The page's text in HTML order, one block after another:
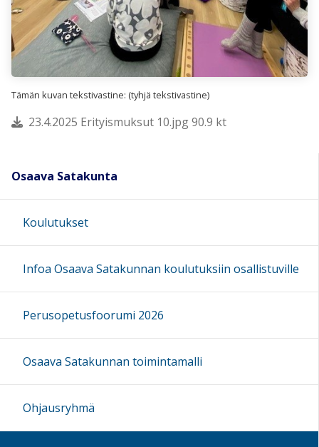
Tämän kuvan tekstivastine: (tyhjä tekstivastine)
23.4.2025 Erityismuksut 10.jpg 90.9 kt
Osaava Satakunta
Koulutukset
Infoa Osaava Satakunnan koulutuksiin osallistuville
Perusopetusfoorumi 2026
Osaava Satakunnan toimintamalli
Ohjausryhmä